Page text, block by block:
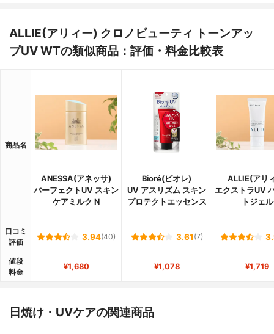
ALLIE(アリィー) クロノビューティ トーンアッ
プUV WTの類似商品：評価・料金比較表
商品名
ANESSA(アネッサ)
パーフェクトUV スキン
ケアミルク N
Bioré(ビオレ)
UV アスリズム スキン
プロテクトエッセンス
ALLIE(アリ
エクストラUV
トジェル
口コミ
評価
3.94(40) 3.61 (7)
値段
料金
¥1,680 ¥1,078 ¥1,719
日焼け・UVケアの関連商品